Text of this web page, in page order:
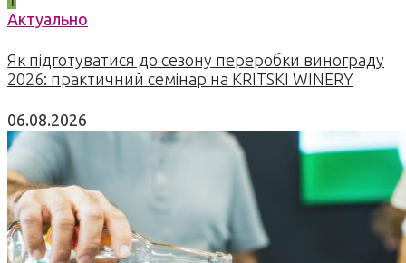
Актуально
Як підготуватися до сезону переробки винограду
2026: практичний семінар на KRITSKI WINERY
06.08.2026